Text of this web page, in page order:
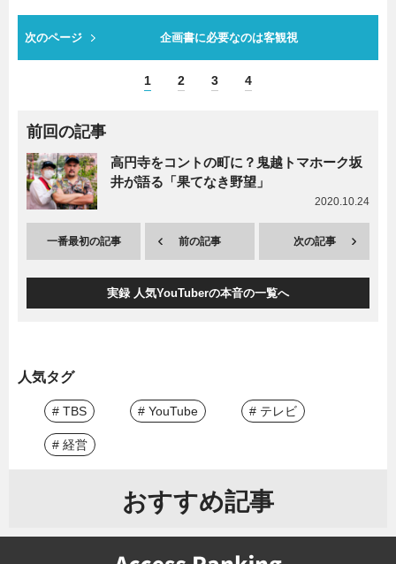
次のページ 企画書に必要なのは客観視
1 2 3 4
前回の記事
高円寺をコントの町に？鬼越トマホーク坂
井が語る「果てなき野望」
2020.10.24
一番最初の記事 前の記事 次の記事
実録 人気YouTuberの本音の一覧へ
人気タグ
# TBS # YouTube # テレビ
# 経営
おすすめ記事